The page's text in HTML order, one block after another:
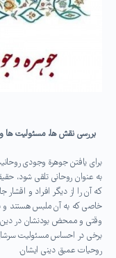
بررسی نقش ها، مسئولیت ها
برای یافتن جوهرة وجودی
به عنوان روحانی تلقی شود،
که آن را از دیگر افراد و
خاصی که به آن ملبس هستند و
وقتی و ممحض بودنشان در
برخی در احساس مسئولیت
روحیات عمیق دینی ایشان.